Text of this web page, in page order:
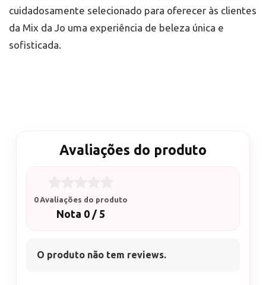
cuidadosamente selecionado para oferecer às clientes
da Mix da Jo uma experiência de beleza única e
sofisticada.
Avaliações do produto
0 Avaliações do produto
Nota 0 / 5
O produto não tem reviews.